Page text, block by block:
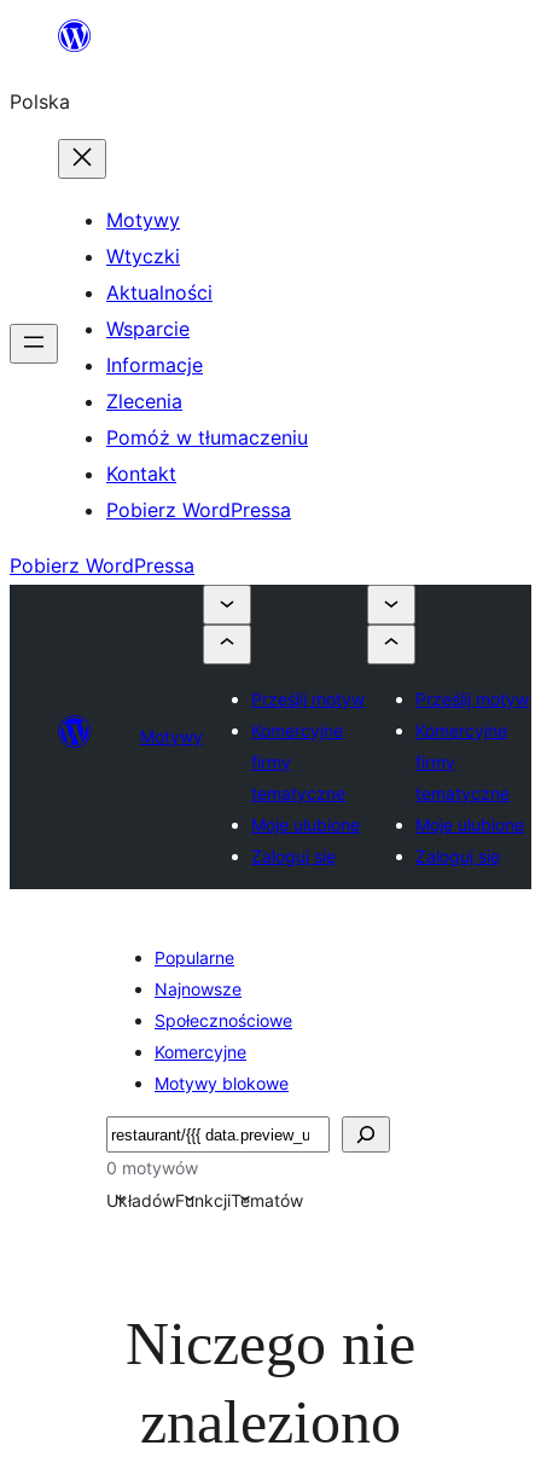
Przejdź
treści
Polska
Motywy
Wtyczki
Aktualności
Wsparcie
Informacje
Zlecenia
Pomóż w tłumaczeniu
Kontakt
Pobierz WordPressa
Pobierz WordPressa
Motywy
Prześlij motyw
Komercyjne
firmy
tematyczne
Moje ulubione
Zaloguj się
Prześlij motyw
Komercyjne
firmy
tematyczne
Moje ulubione
Zaloguj się
Popularne
Najnowsze
Społecznościowe
Komercyjne
Motywy blokowe
Szukaj
0 motywów
UkładówFunkcjiTematów
Niczego nie
znaleziono